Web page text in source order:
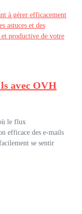
avec OVH
le flux
efficace des e-mails
se sentir